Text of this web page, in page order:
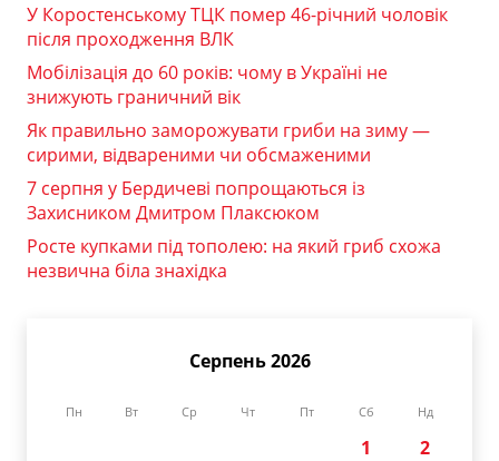
У Коростенському ТЦК помер 46-річний чоловік
після проходження ВЛК
Мобілізація до 60 років: чому в Україні не
знижують граничний вік
Як правильно заморожувати гриби на зиму —
сирими, відвареними чи обсмаженими
7 серпня у Бердичеві попрощаються із
Захисником Дмитром Плаксюком
Росте купками під тополею: на який гриб схожа
незвична біла знахідка
Серпень 2026
Пн Вт Ср Чт Пт Сб Нд
1
2